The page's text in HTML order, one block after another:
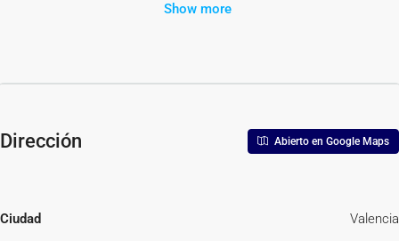
edificio que cuenta con un elegante mirador con vistas a la Gran Vía,
alta gama y cuenta con una generosa despensa, ofreciendo una
residencia en una ubicación maravillosa y un entorno sumamente
atractivo, no dudes en contactarnos para concertar una visita. Este
¡Esperamos tu llamada!~~SE PUEDE ALQUILAR TANTO COMO
Show more
Dirección Abierto en Google Maps
Ciudad Valencia